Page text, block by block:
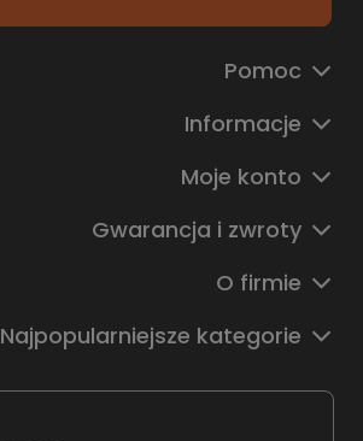
Pomoc
Informacje
Moje konto
Gwarancja i zwroty
O firmie
Najpopularniejsze kategorie